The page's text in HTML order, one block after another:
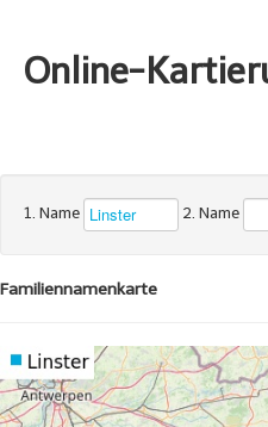
Online-
1. Name 2. Name
Familiennamenkarte